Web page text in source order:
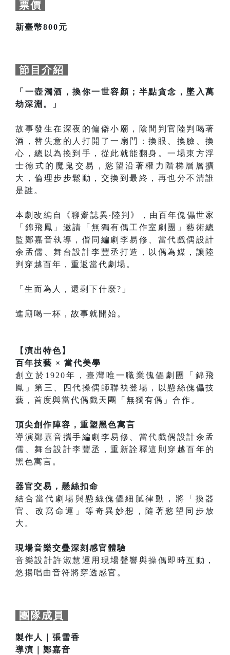
票價
新臺幣800元
節目介紹
「一壺濁酒，換你一世容顏；半點貪念，墜入萬
劫深淵。」
故事發生在深夜的偏僻小廟，陰間判官陸判喝著
酒，替失意的人打開了一扇門：換眼、換臉、換
心，總以為換到手，從此就能翻身。一場東方浮
士德式的魔鬼交易，慾望沿著權力階梯層層擴
大，倫理步步鬆動，交換到最終，再也分不清誰
是誰。
本劇改編自《聊齋誌異‧ 陸判》，由百年傀儡世家
「錦飛鳳」邀請「無獨有偶工作室劇團」藝術總
監鄭嘉音執導，偕同編劇李易修、當代戲偶設計
余孟儒、舞台設計李豐丞打造，以偶為媒，讓陸
判穿越百年，重返當代劇場。
「生而為人，還剩下什麼?」
進廟喝一杯，故事就開始。
【演出特色】
百年技藝 × 當代美學
創立於1920年，臺灣唯一職業傀儡劇團「錦飛
鳳」第三、四代操偶師聯袂登場，以懸絲傀儡技
藝，首度與當代偶戲天團「無獨有偶」合作。
頂尖創作陣容，重塑黑色寓言
導演鄭嘉音攜手編劇李易修、當代戲偶設計余孟
儒、舞台設計李豐丞，重新詮釋這則穿越百年的
黑色寓言。
器官交易，懸絲扣命
結合當代劇場與懸絲傀儡細膩律動，將「換器
官、改寫命運」等奇異妙想，隨著慾望同步放
大。
現場音樂交疊深刻感官體驗
音樂設計許淑慧運用現場聲響與操偶即時互動，
悠揚唱曲音符將穿透感官。
團隊成員
製作人｜張雪香
導演｜鄭嘉音